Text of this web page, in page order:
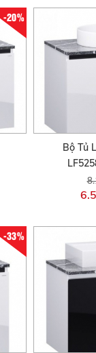
-20%
Bộ Tủ
-33%